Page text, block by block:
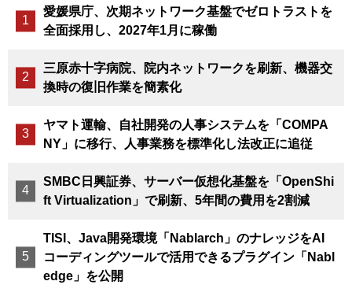
愛媛県庁、次期ネットワーク基盤でゼロトラストを
全面採用し、2027年1月に稼働
三原赤十字病院、院内ネットワークを刷新、機器交
換時の復旧作業を簡素化
ヤマト運輸、自社開発の人事システムを「COMPA
NY」に移行、人事業務を標準化し法改正に追従
SMBC日興証券、サーバー仮想化基盤を「OpenShi
ft Virtualization」で刷新、5年間の費用を2割減
TISI、Java開発環境「Nablarch」のナレッジをAI
コーディングツールで活用できるプラグイン「Nabl
edge」を公開